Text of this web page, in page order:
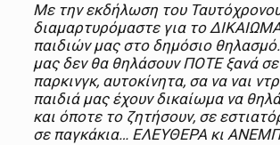
Με την εκδήλωση του
διαμαρτυρόμαστε για το
παιδιών μας στο δημόσιο
μας δεν θα θηλάσουν ΠΟΤΕ ξανά σε
παρκινγκ, αυτοκίνητα, σα να ναι
παιδιά μας έχουν δικαίωμα να
και όποτε το ζητήσουν, σε
σε παγκάκια… ΕΛΕΥΘΕΡΑ κι